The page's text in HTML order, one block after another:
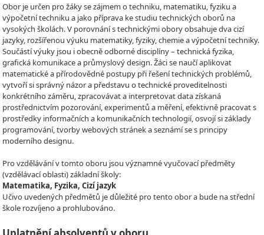
Obor je určen pro žáky se zájmem o techniku, matematiku, fyziku a
výpočetní techniku a jako příprava ke studiu technických oborů na
vysokých školách. V porovnání s technickými obory obsahuje dva cizí
jazyky, rozšířenou výuku matematiky, fyziky, chemie a výpočetní techniky.
Součástí výuky jsou i obecně odborné disciplíny – technická fyzika,
grafická komunikace a průmyslový design. Žáci se naučí aplikovat
matematické a přírodovědné postupy při řešení technických problémů,
vytvoří si správný názor a představu o technické proveditelnosti
konkrétního záměru, zpracovávat a interpretovat data získaná
prostřednictvím pozorování, experimentů a měření, efektivně pracovat s
prostředky informačních a komunikačních technologií, osvojí si základy
programování, tvorby webových stránek a seznámí se s principy
moderního designu.
Pro vzdělávání v tomto oboru jsou významné vyučovací předměty
(vzdělávací oblasti) základní školy:
Matematika, Fyzika, Cizí jazyk
Učivo uvedených předmětů je důležité pro tento obor a bude na střední
škole rozvíjeno a prohlubováno.